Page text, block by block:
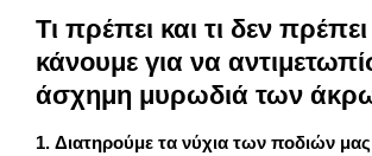
Τι πρέπει και τι δεν
κάνουμε για να
άσχημη μυρωδιά των
1. Διατηρούμε τα νύχια των ποδιών